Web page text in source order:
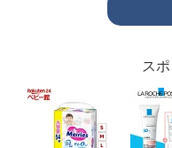
ス